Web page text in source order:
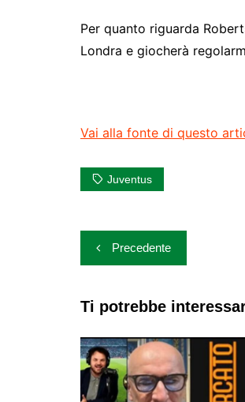
Per quanto riguarda
Londra e giocherà
Vai alla fonte di questo
Juventus
Navigazione
articoli
Precedente
Ti potrebbe